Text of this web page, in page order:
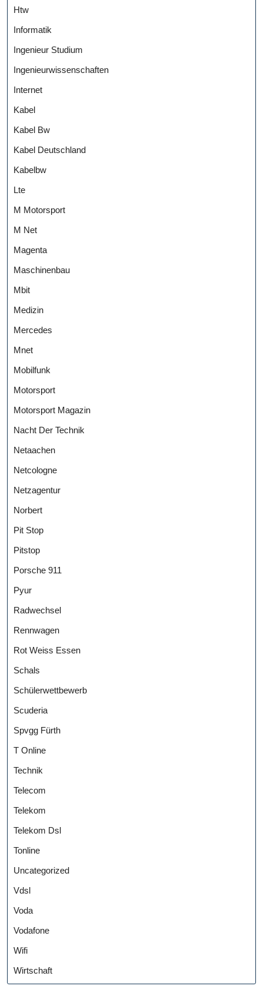
Htw
Informatik
Ingenieur Studium
Ingenieurwissenschaften
Internet
Kabel
Kabel Bw
Kabel Deutschland
Kabelbw
Lte
M Motorsport
M Net
Magenta
Maschinenbau
Mbit
Medizin
Mercedes
Mnet
Mobilfunk
Motorsport
Motorsport Magazin
Nacht Der Technik
Netaachen
Netcologne
Netzagentur
Norbert
Pit Stop
Pitstop
Porsche 911
Pyur
Radwechsel
Rennwagen
Rot Weiss Essen
Schals
Schülerwettbewerb
Scuderia
Spvgg Fürth
T Online
Technik
Telecom
Telekom
Telekom Dsl
Tonline
Uncategorized
Vdsl
Voda
Vodafone
Wifi
Wirtschaft